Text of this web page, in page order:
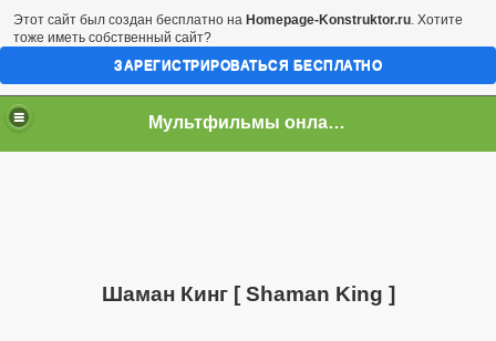
Мультфильмы онлайн скачать бесплатно
Шаман Кинг [ Shaman King ]
Этот сайт был создан бесплатно на Homepage-Konstruktor.ru. Хотите
тоже иметь собственный сайт?
ЗАРЕГИСТРИРОВАТЬСЯ БЕСПЛАТНО